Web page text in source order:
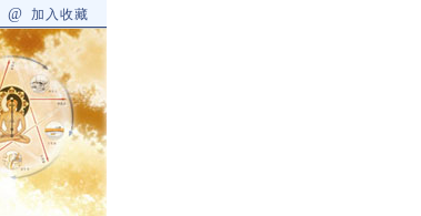
@ 加入收藏